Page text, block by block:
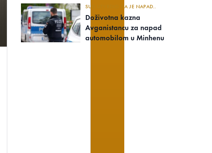
SUD UTVRDIO DA JE NAPAD..
Doživotna kazna
Avganistancu za napad
automobilom u Minhenu